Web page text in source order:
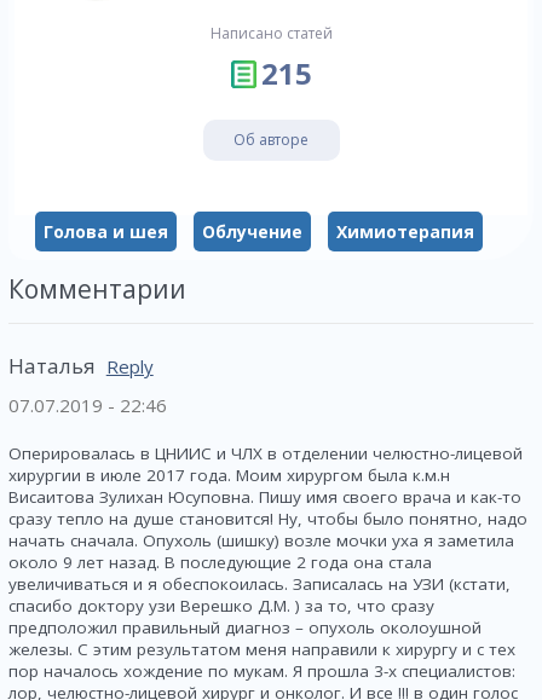
Написано статей
215
Об авторе
Голова и шея Облучение Химиотерапия
Комментарии
Наталья Reply
07.07.2019 - 22:46
Оперировалась в ЦНИИС и ЧЛХ в отделении челюстно-лицевой
хирургии в июле 2017 года. Моим хирургом была к.м.н
Висаитова Зулихан Юсуповна. Пишу имя своего врача и как-то
сразу тепло на душе становится! Ну, чтобы было понятно, надо
начать сначала. Опухоль (шишку) возле мочки уха я заметила
около 9 лет назад. В последующие 2 года она стала
увеличиваться и я обеспокоилась. Записалась на УЗИ (кстати,
спасибо доктору узи Верешко Д.М. ) за то, что сразу
предположил правильный диагноз – опухоль околоушной
железы. С этим результатом меня направили к хирургу и с тех
пор началось хождение по мукам. Я прошла 3-х специалистов:
лор, челюстно-лицевой хирург и онколог. И все !!! в один голос